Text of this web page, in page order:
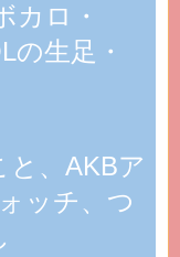
カロ・
の生足・
、AKBア
ッチ、つ